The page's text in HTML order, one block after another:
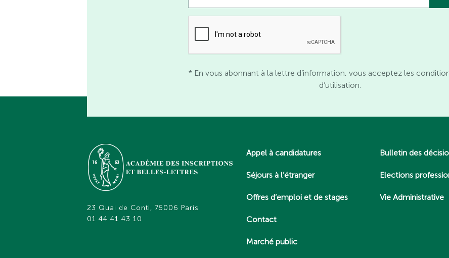
* En vous abonnant à la lettre d’information, vous acceptez les
d’utilisation.
23 Quai de Conti, 75006 Paris
01 44 41 43 10
Appel à candidatures
Séjours à l’étranger
Offres d’emploi et de stages
Contact
Marché public
Bulletin des
Elections
Vie Administrative